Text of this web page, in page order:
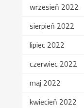
wrzesień 2022
sierpień 2022
lipiec 2022
czerwiec 2022
maj 2022
kwiecień 2022